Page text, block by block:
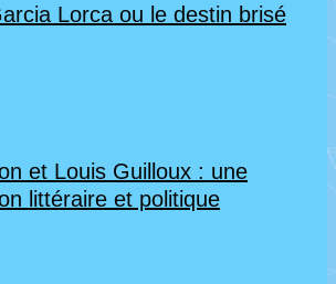
Lorca ou le destin brisé
et Louis Guilloux : une
littéraire et politique